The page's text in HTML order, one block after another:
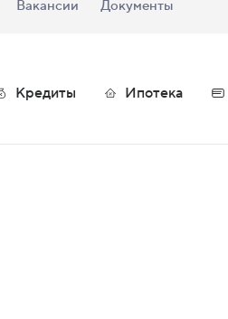
Вакансии Документы
Кредиты Ипотека